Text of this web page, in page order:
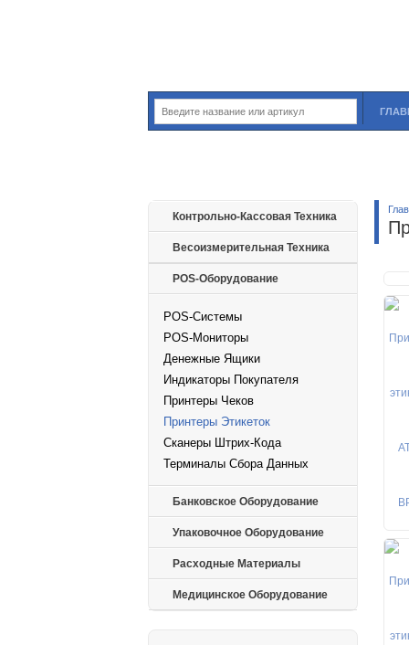
Контрольно-Кассовая Техника
Весоизмерительная Техника
POS-Оборудование
POS-Системы
POS-Мониторы
Денежные Ящики
Индикаторы Покупателя
Принтеры Чеков
Принтеры Этикеток
Сканеры Штрих-Кода
Терминалы Сбора Данных
Банковское Оборудование
Упаковочное Оборудование
Расходные Материалы
Медицинское Оборудование